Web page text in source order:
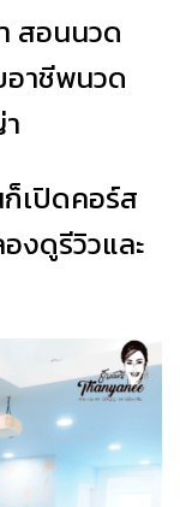
สอนนวด
าชีพนวด
เปิดคอร์ส
งดูรีวิวและ